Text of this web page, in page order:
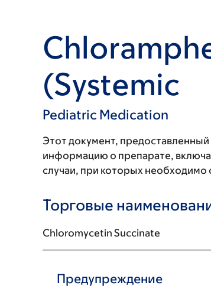
(Systemic
Pediatric Medication
Этот документ, предоставленный
информацию о препарате,
случаи, при которых необходимо
Торговые
Chloromycetin Succinate
Предупреждение